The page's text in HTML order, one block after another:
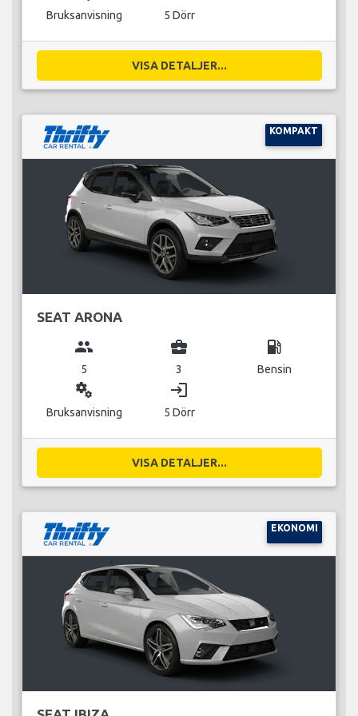
Bruksanvisning 5 Dörr
VISA DETALJER...
KOMPAKT
SEAT ARONA
group
5
business_center
3
local_gas_station
Bensin
miscellaneous_services
Bruksanvisning
login
5 Dörr
VISA DETALJER...
EKONOMI